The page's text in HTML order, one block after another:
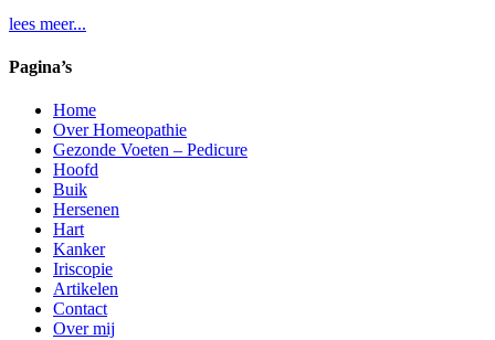
lees meer...
Pagina’s
Home
Over Homeopathie
Gezonde Voeten – Pedicure
Hoofd
Buik
Hersenen
Hart
Kanker
Iriscopie
Artikelen
Contact
Over mij